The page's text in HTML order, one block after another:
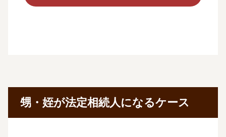
甥・姪が法定相続人になるケース